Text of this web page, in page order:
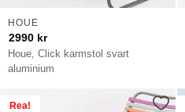
Houe, Click karmstol svart
aluminium
HOUE
2990 kr
Rea!